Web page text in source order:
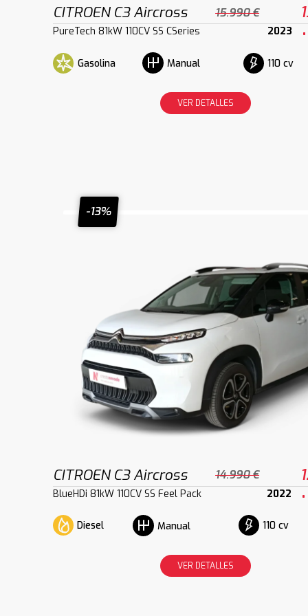
CITROEN C3 Aircross 15.990 €
PureTech 81kW 110CV SS CSeries 2023
Gasolina Manual 110 cv
VER DETALLES
-13%
CITROEN C3 Aircross 14.990 €
BlueHDi 81kW 110CV SS Feel Pack 2022
Diesel Manual 110 cv
VER DETALLES